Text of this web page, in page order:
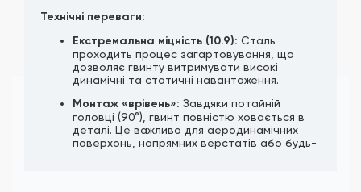
Технічні переваги:
Екстремальна міцність (10.9): Сталь
проходить процес загартовування, що
дозволяє гвинту витримувати високі
динамічні та статичні навантаження.
Монтаж «врівень»: Завдяки потайній
головці (90°), гвинт повністю ховається в
деталі. Це важливо для аеродинамічних
поверхонь, напрямних верстатів або будь-